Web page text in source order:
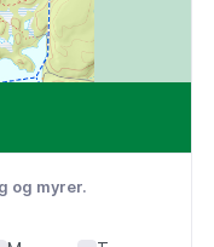
og myrer.